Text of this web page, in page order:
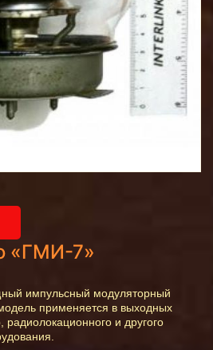
«ГМИ-7»
импульсный модуляторный
применяется в выходных
радиолокационного и другого